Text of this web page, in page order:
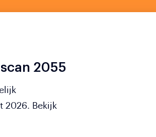
2055
2026. Bekijk